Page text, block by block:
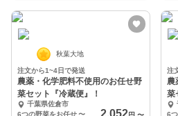
秋葉大地
注文から1~4日で発送
農薬・化学肥料不使用のお任せ野
菜セット『冷蔵便』！
千葉県佐倉市
6つの野菜をお任せ〜 2,052
注
農
菜
6